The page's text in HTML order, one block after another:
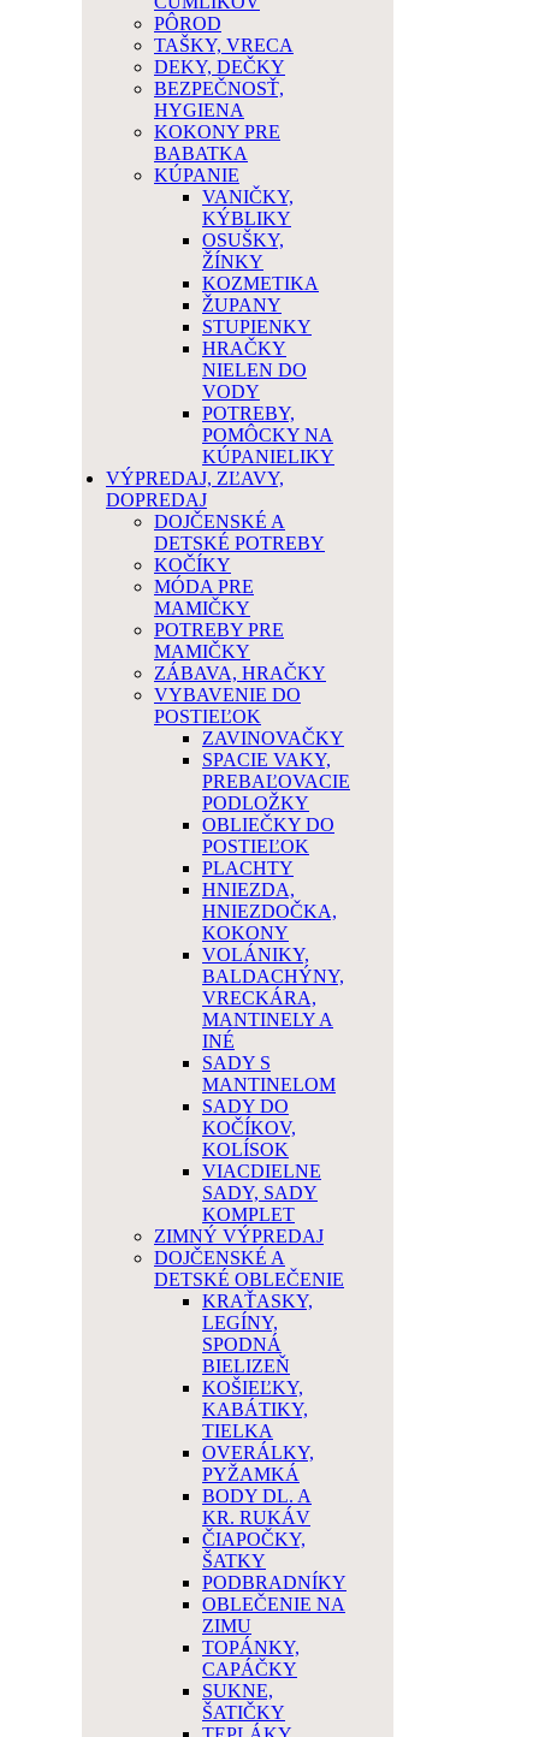
PÔROD
TAŠKY, VRECA
DEKY, DEČKY
BEZPEČNOSŤ,
HYGIENA
KOKONY PRE
BABATKA
KÚPANIE
VANIČKY,
KÝBLIKY
OSUŠKY,
ŽÍNKY
KOZMETIKA
ŽUPANY
STUPIENKY
HRAČKY
NIELEN DO
VODY
POTREBY,
POMÔCKY NA
KÚPANIELIKY
VÝPREDAJ, ZĽAVY,
DOPREDAJ
DOJČENSKÉ A
DETSKÉ POTREBY
KOČÍKY
MÓDA PRE
MAMIČKY
POTREBY PRE
MAMIČKY
ZÁBAVA, HRAČKY
VYBAVENIE DO
POSTIEĽOK
ZAVINOVAČKY
SPACIE VAKY,
PREBAĽOVACIE
PODLOŽKY
OBLIEČKY DO
POSTIEĽOK
PLACHTY
HNIEZDA,
HNIEZDOČKA,
KOKONY
VOLÁNIKY,
BALDACHÝNY,
VRECKÁRA,
MANTINELY A
INÉ
SADY S
MANTINELOM
SADY DO
KOČÍKOV,
KOLÍSOK
VIACDIELNE
SADY, SADY
KOMPLET
ZIMNÝ VÝPREDAJ
DOJČENSKÉ A
DETSKÉ OBLEČENIE
KRAŤASKY,
LEGÍNY,
SPODNÁ
BIELIZEŇ
KOŠIEĽKY,
KABÁTIKY,
TIELKA
OVERÁLKY,
PYŽAMKÁ
BODY DL. A
KR. RUKÁV
ČIAPOČKY,
ŠATKY
PODBRADNÍKY
OBLEČENIE NA
ZIMU
TOPÁNKY,
CAPÁČKY
SUKNE,
ŠATIČKY